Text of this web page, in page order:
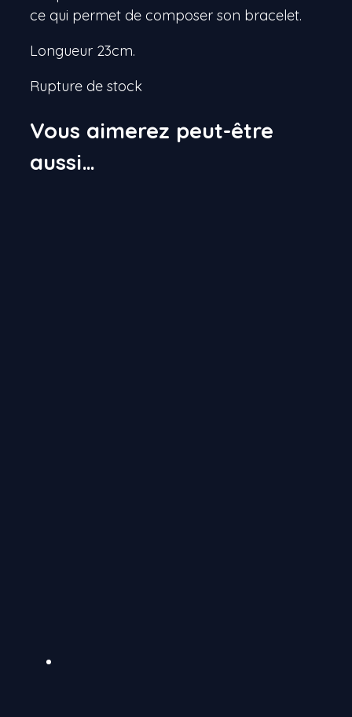
ce qui permet de composer son bracelet.
Longueur 23cm.
Rupture de stock
Vous aimerez peut-être
aussi…